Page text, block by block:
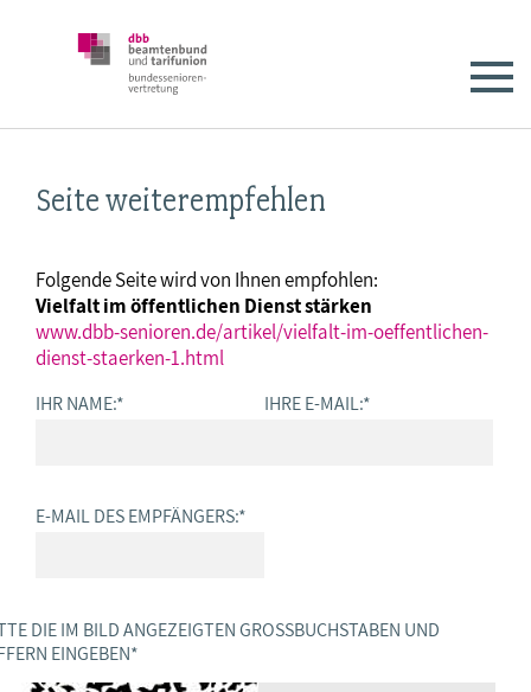
Seite weiterempfehlen
Folgende Seite wird von Ihnen empfohlen:
Vielfalt im öffentlichen Dienst stärken
www.dbb-senioren.de/artikel/vielfalt-im-oeffentlichen-
dienst-staerken-1.html
IHR NAME:* IHRE E-MAIL:*
E-MAIL DES EMPFÄNGERS:*
DIE IM BILD ANGEZEIGTEN GROSSBUCHSTABEN UND Z
EINGEBEN *